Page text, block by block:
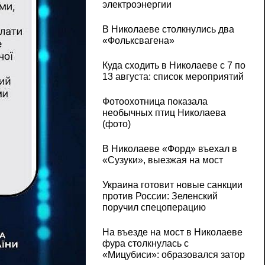
электроэнергии
В Николаеве столкнулись два
«Фольксвагена»
Куда сходить в Николаеве с 7 по
13 августа: список мероприятий
Фотоохотница показала
необычных птиц Николаева
(фото)
В Николаеве «Форд» въехал в
«Сузуки», выезжая на мост
Украина готовит новые санкции
против России: Зеленский
поручил спецоперацию
На въезде на мост в Николаеве
фура столкнулась с
«Мицубиси»: образовался затор